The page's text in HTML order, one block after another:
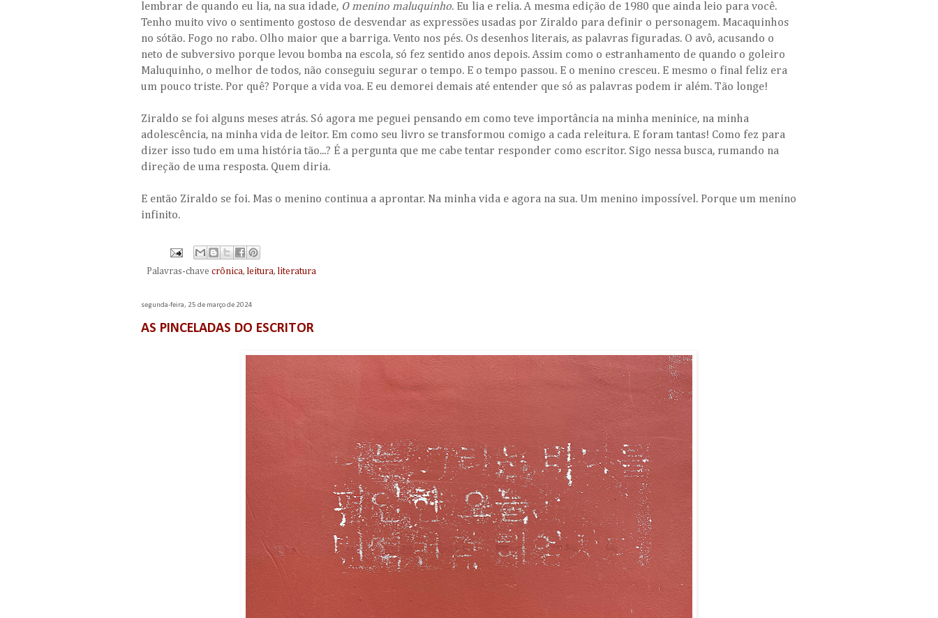
lembrar de quando eu lia, na sua idade, O menino maluquinho. Eu lia e relia. A mesma edição de 1980 que ainda leio para você.
Tenho muito vivo o sentimento gostoso de desvendar as expressões usadas por Ziraldo para definir o personagem. Macaquinhos
no sótão. Fogo no rabo. Olho maior que a barriga. Vento nos pés. Os desenhos literais, as palavras figuradas. O avô, acusando o
neto de subversivo porque levou bomba na escola, só fez sentido anos depois. Assim como o estranhamento de quando o goleiro
Maluquinho, o melhor de todos, não conseguiu segurar o tempo. E o tempo passou. E o menino cresceu. E mesmo o final feliz era
um pouco triste. Por quê? Porque a vida voa. E eu demorei demais até entender que só as palavras podem ir além. Tão longe!
Ziraldo se foi alguns meses atrás. Só agora me peguei pensando em como teve importância na minha meninice, na minha
adolescência, na minha vida de leitor. Em como seu livro se transformou comigo a cada releitura. E foram tantas! Como fez para
dizer isso tudo em uma história tão...? É a pergunta que me cabe tentar responder como escritor. Sigo nessa busca, rumando na
direção de uma resposta. Quem diria.
E então Ziraldo se foi. Mas o menino continua a aprontar. Na minha vida e agora na sua. Um menino impossível. Porque um menino
infinito.
Palavras-chave crônica, leitura, literatura
segunda-feira, 25 de março de 2024
AS PINCELADAS DO ESCRITOR